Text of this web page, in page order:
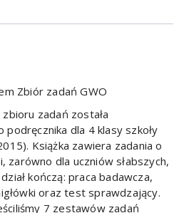
Zbiór zadań GWO
zadań została
dla 4 klasy szkoły
Książka zawiera zadania o
zarówno dla uczniów słabszych,
kończą: praca badawcza,
oraz test sprawdzający.
7 zestawów zadań